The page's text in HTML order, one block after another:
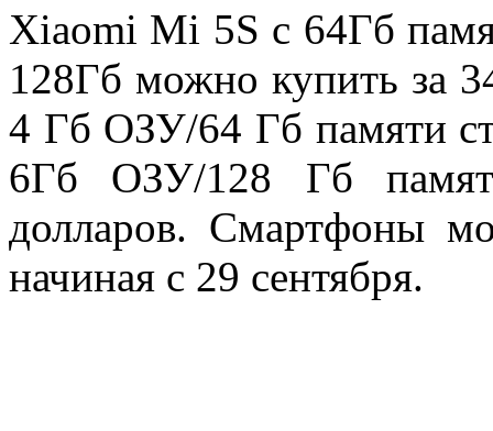
Xiaomi Mi 5S с 64Гб
128Гб можно купить за
4 Гб ОЗУ/64 Гб памяти
6Гб ОЗУ/128 Гб
долларов. Смартфоны
начиная с 29 сентября.